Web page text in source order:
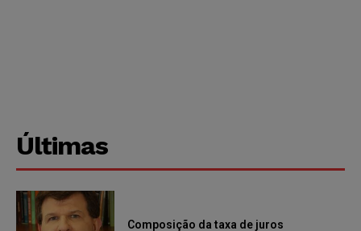
Últimas
Composição da taxa de juros